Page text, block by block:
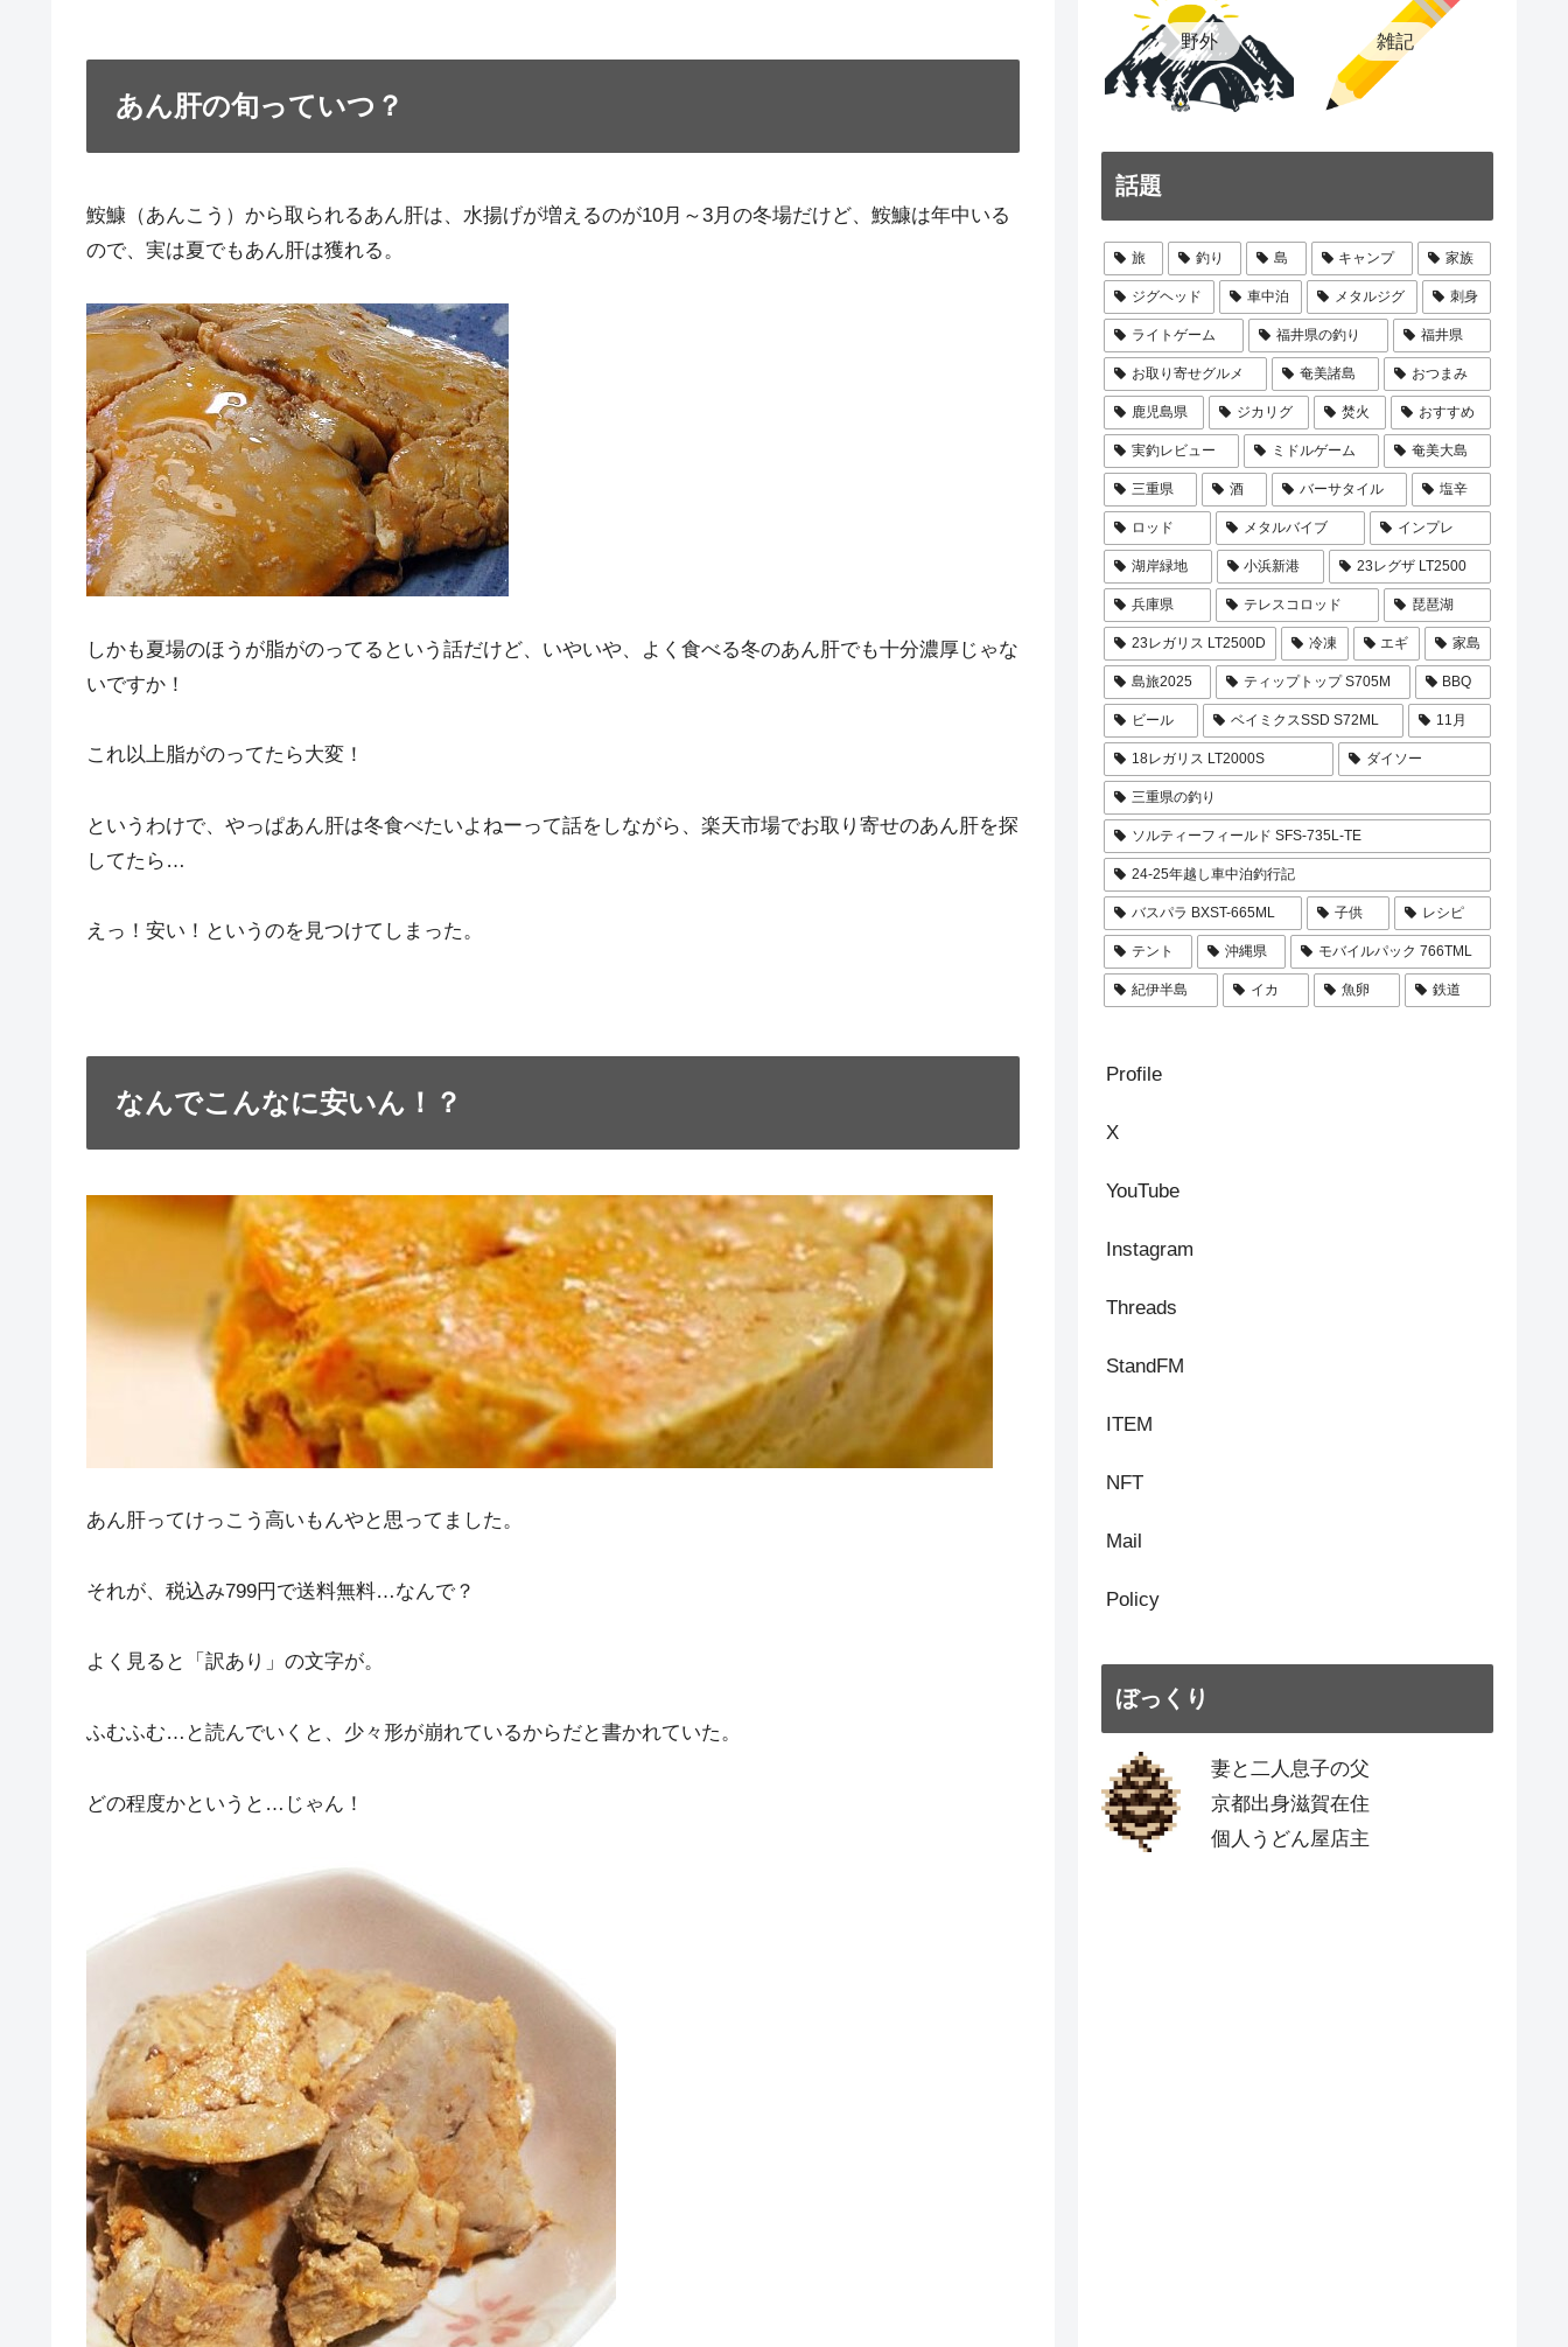
あん肝の旬っていつ？
鮟鱇（あんこう）から取られるあん肝は、水揚げが増えるのが10月～3月の冬場だけど、鮟鱇は年中いる
ので、実は夏でもあん肝は獲れる。
しかも夏場のほうが脂がのってるという話だけど、いやいや、よく食べる冬のあん肝でも十分濃厚じゃな
いですか！
これ以上脂がのってたら大変！
というわけで、やっぱあん肝は冬食べたいよねーって話をしながら、楽天市場でお取り寄せのあん肝を探
してたら…
えっ！安い！というのを見つけてしまった。
なんでこんなに安いん！？
あん肝ってけっこう高いもんやと思ってました。
それが、税込み799円で送料無料…なんで？
よく見ると「訳あり」の文字が。
ふむふむ…と読んでいくと、少々形が崩れているからだと書かれていた。
どの程度かというと…じゃん！
野外 雑記
話題
旅 釣り 島 キャンプ 家族
ジグヘッド 車中泊 メタルジグ 刺身
ライトゲーム 福井県の釣り 福井県
お取り寄せグルメ 奄美諸島 おつまみ
鹿児島県 ジカリグ 焚火 おすすめ
実釣レビュー ミドルゲーム 奄美大島
三重県 酒 バーサタイル 塩辛
ロッド メタルバイブ インプレ
湖岸緑地 小浜新港 23レグザ LT2500
兵庫県 テレスコロッド 琵琶湖
23レガリス LT2500D 冷凍 エギ 家島
島旅2025 ティップトップ S705M BBQ
ビール ベイミクスSSD S72ML 11月
18レガリス LT2000S ダイソー
三重県の釣り
ソルティーフィールド SFS-735L-TE
24-25年越し車中泊釣行記
バスパラ BXST-665ML 子供 レシピ
テント 沖縄県 モバイルパック 766TML
紀伊半島 イカ 魚卵 鉄道
Profile
X
YouTube
Instagram
Threads
StandFM
ITEM
NFT
Mail
Policy
ぼっくり
妻と二人息子の父
京都出身滋賀在住
個人うどん屋店主